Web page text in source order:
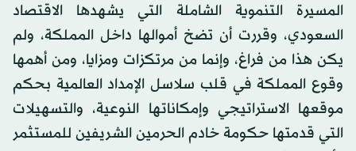
المسيرة التنموية الشاملة التي يشهدها الاقتصاد
السعودي، وقررت أن تضخ أموالها داخل المملكة، ولم
يكن هذا من فراغ، وإنما من مرتكزات ومزايا، ومن أهمها
وقوع المملكة في قلب سلاسل الإمداد العالمية بحكم
موقعها الاستراتيجي وإمكاناتها النوعية، والتسهيلات
التي قدمتها حكومة خادم الحرمين الشريفين للمستثمر